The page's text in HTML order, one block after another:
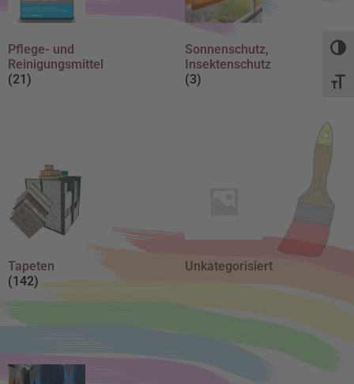
Pflege- und
Reinigungsmittel
(21)
Sonnenschutz,
Insektenschutz
(3)
Tapeten
(142)
Unkategorisiert